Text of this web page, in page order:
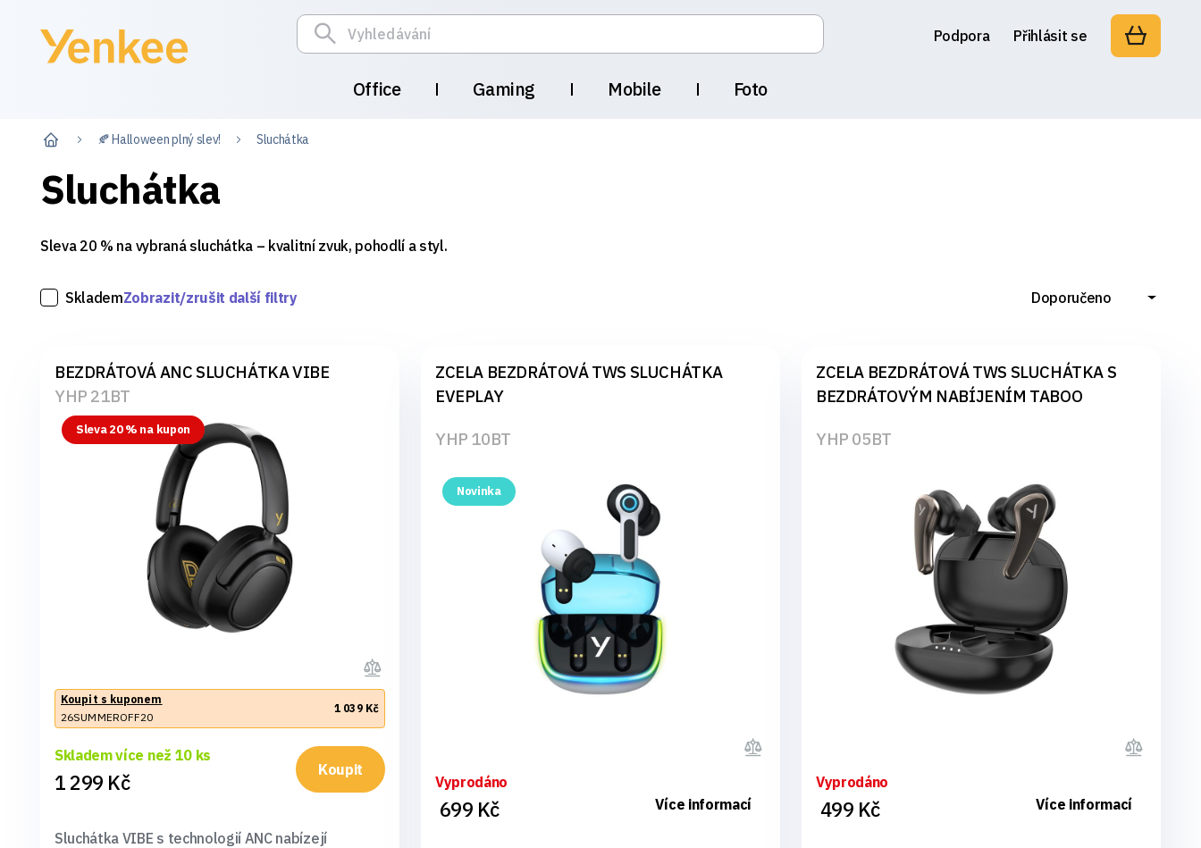
Office Gaming Mobile Foto
Podpora Přihlásit se
🍂 Halloween plný slev! Sluchátka
Sluchátka
Sleva 20 % na vybraná sluchátka – kvalitní zvuk, pohodlí a styl.
SklademZobrazit/zrušit další filtry Doporučeno
BEZDRÁTOVÁ ANC SLUCHÁTKA VIBE
YHP 21BT
Sleva 20 % na kupon
Koupit s kuponem
26SUMMEROFF20
1 039 Kč
Skladem více než 10 ks
1 299 Kč Koupit
Sluchátka VIBE s technologií ANC nabízejí
ZCELA BEZDRÁTOVÁ TWS SLUCHÁTKA
EVEPLAY
YHP 10BT
Novinka
Vyprodáno
699 Kč Více informací
ZCELA BEZDRÁTOVÁ TWS SLUCHÁTKA S
BEZDRÁTOVÝM NABÍJENÍM TABOO
YHP 05BT
Vyprodáno
499 Kč Více informací